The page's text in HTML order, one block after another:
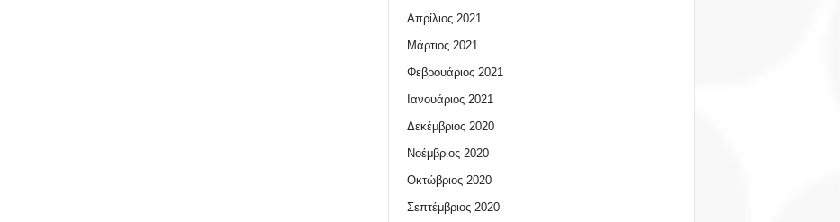
Απρίλιος 2021
Μάρτιος 2021
Φεβρουάριος 2021
Ιανουάριος 2021
Δεκέμβριος 2020
Νοέμβριος 2020
Οκτώβριος 2020
Σεπτέμβριος 2020